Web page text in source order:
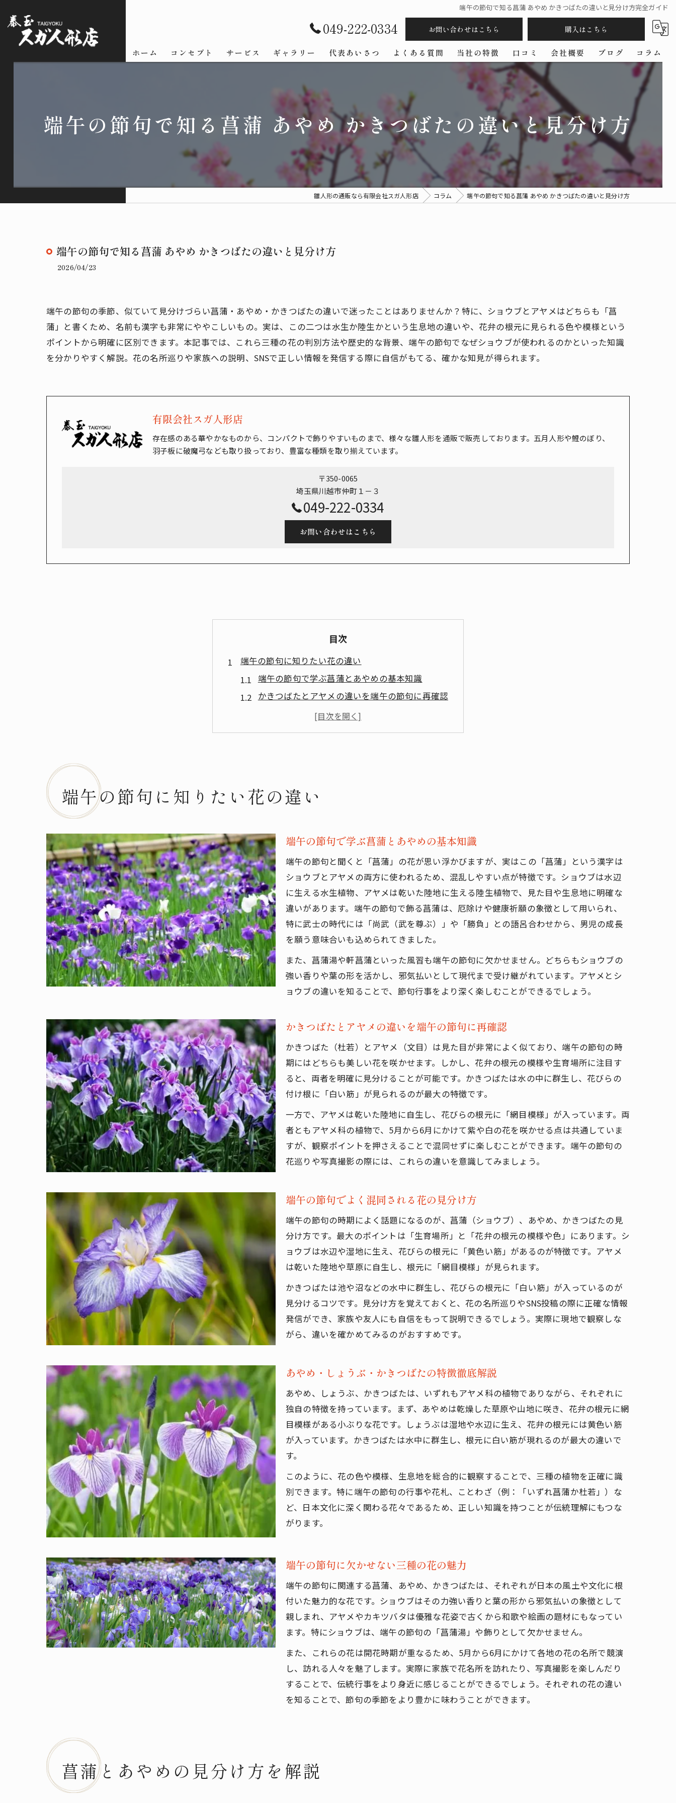
端午の節句で知る菖蒲 あやめ かきつばたの違いと見分け方完全ガイド
049-222-0334 お問い合わせはこちら 購入はこちら
ホーム コンセプト サービス ギャラリー 代表あいさつ よくある質問 当社の特徴
五月人形
コンパクト
ケース
口コミ 会社概要 ブログ コラム
端午の節句で知る菖蒲 あやめ かきつばたの違いと見分け方
雛人形の通販なら有限会社スガ人形店 コラム 端午の節句で知る菖蒲 あやめ かきつばたの違いと見分け方
端午の節句で知る菖蒲 あやめ かきつばたの違いと見分け方
2026/04/23
端午の節句の季節、似ていて見分けづらい菖蒲・あやめ・かきつばたの違いで迷ったことはありませんか？特に、ショウブとアヤメはどちらも「菖
蒲」と書くため、名前も漢字も非常にややこしいもの。実は、この二つは水生か陸生かという生息地の違いや、花弁の根元に見られる色や模様という
ポイントから明確に区別できます。本記事では、これら三種の花の判別方法や歴史的な背景、端午の節句でなぜショウブが使われるのかといった知識
を分かりやすく解説。花の名所巡りや家族への説明、SNSで正しい情報を発信する際に自信がもてる、確かな知見が得られます。
有限会社スガ人形店
存在感のある華やかなものから、コンパクトで飾りやすいものまで、様々な雛人形を通販で販売しております。五月人形や鯉のぼり、
羽子板に破魔弓なども取り扱っており、豊富な種類を取り揃えています。
〒350-0065
埼玉県川越市仲町１－３
049-222-0334
お問い合わせはこちら
目次
端午の節句に知りたい花の違い
端午の節句で学ぶ菖蒲とあやめの基本知識
かきつばたとアヤメの違いを端午の節句に再確認
端午の節句でよく混同される花の見分け方
あやめ・しょうぶ・かきつばたの特徴徹底解説
漢字が同じ菖蒲とあやめの見分けポイント
端午の節句で役立つアヤメとショウブの識別
菖蒲とあやめの違いを端午の節句で理解する
かきつばたと類似種の判別ポイント
端午の節句に紛れるかきつばたの特徴把握
かきつばたとアヤメの違いを端午の節句で学ぶ
端午の節句で見極める水生植物の見分け方
かきつばたの花色と模様で端午の節句を彩る
端午の節句の花巡りで役立つ判別法
「いずれ菖蒲か杜若」の意味を探る
端午の節句に聞くいずれ菖蒲か杜若の由来
似て美しい花で語られる端午の節句の言葉
菖蒲と杜若のことわざを端午の節句で解釈
端午の節句が映す日本語の美しさと花の違い
花弁の模様でわかる三種の特徴
端午の節句で注目したい花弁の模様比較
アヤメ・カキツバタ・菖蒲の花弁の違い
端午の節句で学ぶ模様による花の見分け
根元の色や柄で判別する端午の節句の花
花弁の特徴を観察して端午の節句を楽しむ
端午の節句にまつわる菖蒲の歴史をたどる
あやめ・かきつばたが端午の節句に登場する理由
端午の節句を彩る花の伝統と由来
家族で楽しむ端午の節句と花の物語
端午の節句で語り継ぐ植物の象徴と意味
端午の節句に知りたい花の違い
端午の節句で学ぶ菖蒲とあやめの基本知識
端午の節句と聞くと「菖蒲」の花が思い浮かびますが、実はこの「菖蒲」という漢字は
ショウブとアヤメの両方に使われるため、混乱しやすい点が特徴です。ショウブは水辺
に生える水生植物、アヤメは乾いた陸地に生える陸生植物で、見た目や生息地に明確な
違いがあります。端午の節句で飾る菖蒲は、厄除けや健康祈願の象徴として用いられ、
特に武士の時代には「尚武（武を尊ぶ）」や「勝負」との語呂合わせから、男児の成長
を願う意味合いも込められてきました。
また、菖蒲湯や軒菖蒲といった風習も端午の節句に欠かせません。どちらもショウブの
強い香りや葉の形を活かし、邪気払いとして現代まで受け継がれています。アヤメとシ
ョウブの違いを知ることで、節句行事をより深く楽しむことができるでしょう。
かきつばたとアヤメの違いを端午の節句に再確認
かきつばた（杜若）とアヤメ（文目）は見た目が非常によく似ており、端午の節句の時
期にはどちらも美しい花を咲かせます。しかし、花弁の根元の模様や生育場所に注目す
ると、両者を明確に見分けることが可能です。かきつばたは水の中に群生し、花びらの
付け根に「白い筋」が見られるのが最大の特徴です。
一方で、アヤメは乾いた陸地に自生し、花びらの根元に「網目模様」が入っています。両
者ともアヤメ科の植物で、5月から6月にかけて紫や白の花を咲かせる点は共通していま
すが、観察ポイントを押さえることで混同せずに楽しむことができます。端午の節句の
花巡りや写真撮影の際には、これらの違いを意識してみましょう。
端午の節句でよく混同される花の見分け方
端午の節句の時期によく話題になるのが、菖蒲（ショウブ）、あやめ、かきつばたの見
分け方です。最大のポイントは「生育場所」と「花弁の根元の模様や色」にあります。シ
ョウブは水辺や湿地に生え、花びらの根元に「黄色い筋」があるのが特徴です。アヤメ
は乾いた陸地や草原に自生し、根元に「網目模様」が見られます。
かきつばたは池や沼などの水中に群生し、花びらの根元に「白い筋」が入っているのが
見分けるコツです。見分け方を覚えておくと、花の名所巡りやSNS投稿の際に正確な情報
発信ができ、家族や友人にも自信をもって説明できるでしょう。実際に現地で観察しな
がら、違いを確かめてみるのがおすすめです。
あやめ・しょうぶ・かきつばたの特徴徹底解説
あやめ、しょうぶ、かきつばたは、いずれもアヤメ科の植物でありながら、それぞれに
独自の特徴を持っています。まず、あやめは乾燥した草原や山地に咲き、花弁の根元に網
目模様がある小ぶりな花です。しょうぶは湿地や水辺に生え、花弁の根元には黄色い筋
が入っています。かきつばたは水中に群生し、根元に白い筋が現れるのが最大の違いで
す。
このように、花の色や模様、生息地を総合的に観察することで、三種の植物を正確に識
別できます。特に端午の節句の行事や花札、ことわざ（例：「いずれ菖蒲か杜若」）な
ど、日本文化に深く関わる花々であるため、正しい知識を持つことが伝統理解にもつな
がります。
端午の節句に欠かせない三種の花の魅力
端午の節句に関連する菖蒲、あやめ、かきつばたは、それぞれが日本の風土や文化に根
付いた魅力的な花です。ショウブはその力強い香りと葉の形から邪気払いの象徴として
親しまれ、アヤメやカキツバタは優雅な花姿で古くから和歌や絵画の題材にもなってい
ます。特にショウブは、端午の節句の「菖蒲湯」や飾りとして欠かせません。
また、これらの花は開花時期が重なるため、5月から6月にかけて各地の花の名所で競演
し、訪れる人々を魅了します。実際に家族で花名所を訪れたり、写真撮影を楽しんだり
することで、伝統行事をより身近に感じることができるでしょう。それぞれの花の違い
を知ることで、節句の季節をより豊かに味わうことができます。
菖蒲とあやめの見分け方を解説
購入はこちら
購入はこちら